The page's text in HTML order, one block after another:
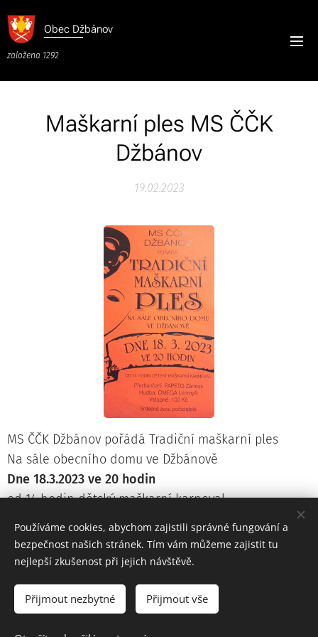
Obec Džbánov
založena 1292
Maškarní ples MS ČČK
Džbánov
19.02.2023
MS ČČK Džbánov pořádá Tradiční maškarní ples
Na sále obecního domu ve Džbánově
Dne 18.3.2023 ve 20 hodin
od 14 hodin dětský maškarní karneval
Hudba: OMEGA Litomyšl
Vstupné: 100 Kč
Používáme cookies, abychom zajistili správné fungování a
bezpečnost našich stránek. Tím vám můžeme zajistit tu
nejlepší zkušenost při jejich návštěvě.
Přijmout nezbytné Přijmout vše